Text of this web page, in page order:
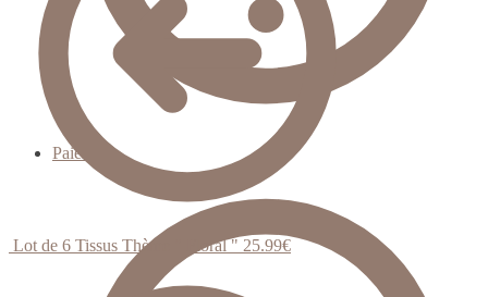
Paiement
Lot de 6 Tissus Thème " Floral " 25.99€